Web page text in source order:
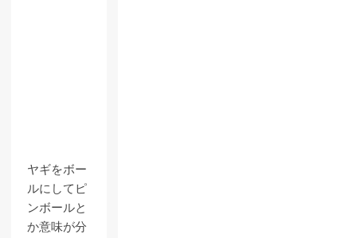
ヤギをボー
ルにしてピ
ンボールと
か意味が分